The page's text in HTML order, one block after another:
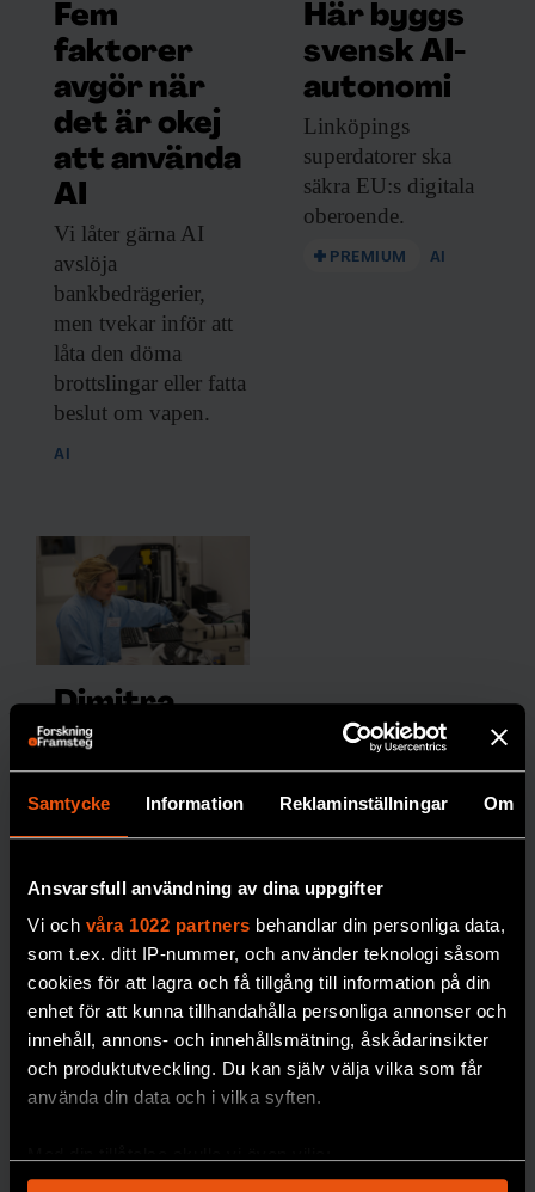
Samtycke Information Reklaminställningar Om
Ansvarsfull användning av dina uppgifter
Vi och våra 1022 partners behandlar din personliga data,
som t.ex. ditt IP-nummer, och använder teknologi såsom
cookies för att lagra och få tillgång till information på din
enhet för att kunna tillhandahålla personliga annonser och
innehåll, annons- och innehållsmätning, åskådarinsikter
och produktutveckling. Du kan själv välja vilka som får
använda din data och i vilka syften.
Fem
faktorer
avgör när
det är okej
att använda
AI
Vi låter gärna AI
avslöja
bankbedrägerier,
men tvekar inför att
låta den döma
brottslingar eller fatta
beslut om vapen.
AI
Här byggs
svensk AI-
autonomi
Linköpings
superdatorer ska
säkra EU:s digitala
oberoende.
PREMIUM AI
Dimitra
odlar
växtceller
på ett
mikrochip
Forskning &
Framstegtittar in i ett
labb som utnyttjar
tillverkning i
mikroskopiskt
format för att
utforska växternas
hemligheter.